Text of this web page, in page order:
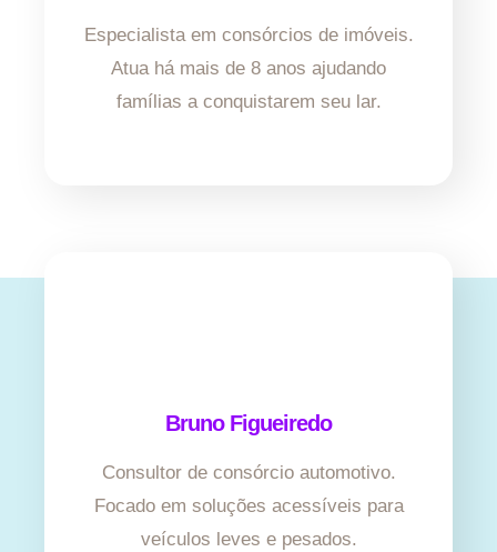
Especialista em consórcios de imóveis.
Atua há mais de 8 anos ajudando
famílias a conquistarem seu lar.
Bruno Figueiredo
Consultor de consórcio automotivo.
Focado em soluções acessíveis para
veículos leves e pesados.